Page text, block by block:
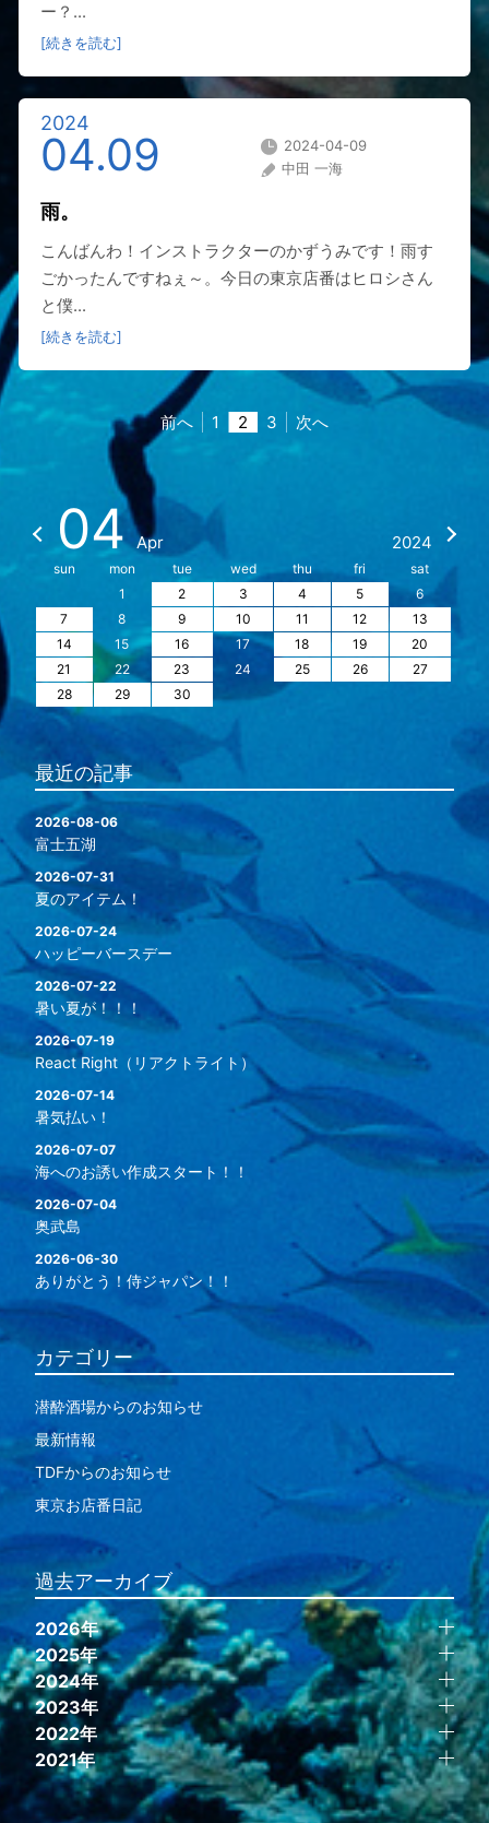
ー？...
[続きを読む]
2024
04.09
2024-04-09
中田 一海
雨。
こんばんわ！インストラクターのかずうみです！雨す
ごかったんですねぇ～。今日の東京店番はヒロシさん
と僕...
[続きを読む]
前へ 1 2 3 次へ
04 Apr 2024
sun mon tue wed thu fri
sat
1
2 3 4 5
6
7
8 9 10 11 12
13
14
15 16 17 18 19
20
21
22 23 24 25 26
27
28
29 30
最近の記事
2026-08-06
富士五湖
2026-07-31
夏のアイテム！
2026-07-24
ハッピーバースデー
2026-07-22
暑い夏が！！！
2026-07-19
React Right（リアクトライト）
2026-07-14
暑気払い！
2026-07-07
海へのお誘い作成スタート！！
2026-07-04
奥武島
2026-06-30
ありがとう！侍ジャパン！！
カテゴリー
潜酔酒場からのお知らせ
最新情報
TDFからのお知らせ
東京お店番日記
過去アーカイブ
2026年
2025年
2024年
2023年
2022年
2021年